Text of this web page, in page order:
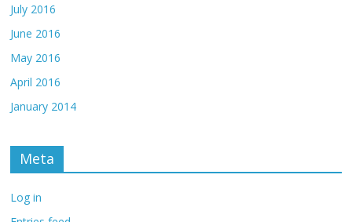
July 2016
June 2016
May 2016
April 2016
January 2014
Meta
Log in